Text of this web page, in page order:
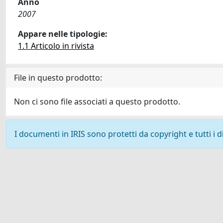
2007
Appare nelle tipologie:
1.1 Articolo in rivista
File in questo prodotto:
Non ci sono file associati a questo prodotto.
I documenti in IRIS sono protetti da copyright e tutti i